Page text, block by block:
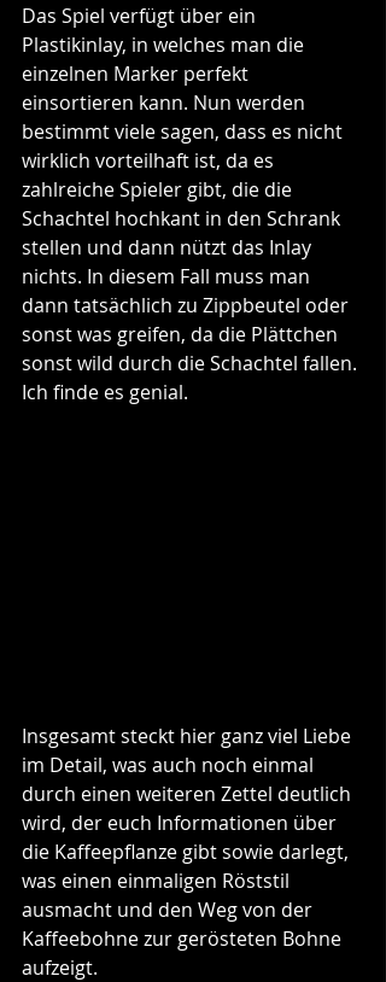
Das Spiel verfügt über ein
Plastikinlay, in welches man die
einzelnen Marker perfekt
einsortieren kann. Nun werden
bestimmt viele sagen, dass es nicht
wirklich vorteilhaft ist, da es
zahlreiche Spieler gibt, die die
Schachtel hochkant in den Schrank
stellen und dann nützt das Inlay
nichts. In diesem Fall muss man
dann tatsächlich zu Zippbeutel oder
sonst was greifen, da die Plättchen
sonst wild durch die Schachtel fallen.
Ich finde es genial.
Insgesamt steckt hier ganz viel Liebe
im Detail, was auch noch einmal
durch einen weiteren Zettel deutlich
wird, der euch Informationen über
die Kaffeepflanze gibt sowie darlegt,
was einen einmaligen Röststil
ausmacht und den Weg von der
Kaffeebohne zur gerösteten Bohne
aufzeigt.